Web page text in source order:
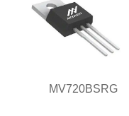
MV720BSRG